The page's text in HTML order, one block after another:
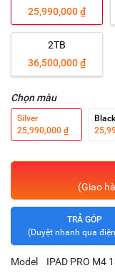
25,990,000 ₫
2TB
36,500,000 ₫
Chọn màu
Silver
25,990,000 ₫
Black
(Giao
TRẢ GÓP
(Duyệt nhanh qua
Model IPAD PRO M4